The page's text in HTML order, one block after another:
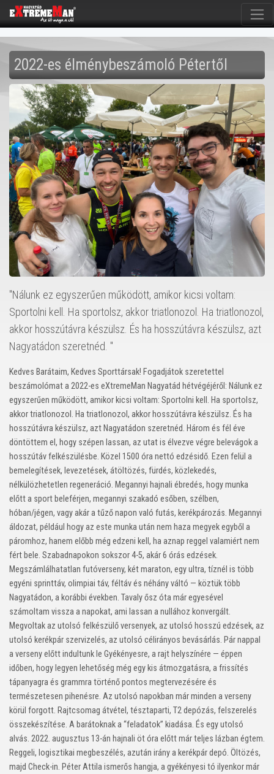
2022-es élménybeszámoló Pétertől
"Nálunk ez egyszerűen működött, amikor kicsi voltam:
Sportolni kell. Ha sportolsz, akkor triatlonozol. Ha triatlonozol,
akkor hosszútávra készülsz. És ha hosszútávra készülsz, azt
Nagyatádon szeretnéd. "
Kedves Barátaim, Kedves Sporttársak! Fogadjátok szeretettel
beszámolómat a 2022-es eXtremeMan Nagyatád hétvégéjéről: Nálunk ez
egyszerűen működött, amikor kicsi voltam: Sportolni kell. Ha sportolsz,
akkor triatlonozol. Ha triatlonozol, akkor hosszútávra készülsz. És ha
hosszútávra készülsz, azt Nagyatádon szeretnéd. Három és fél éve
döntöttem el, hogy szépen lassan, az utat is élvezve végre belevágok a
hosszútáv felkészülésbe. Közel 1500 óra nettó edzésidő. Ezen felül a
bemelegítések, levezetések, átöltözés, fürdés, közlekedés,
nélkülözhetetlen regeneráció. Megannyi hajnali ébredés, hogy munka
előtt a sport beleférjen, megannyi szakadó esőben, szélben,
hóban/jégen, vagy akár a tűző napon való futás, kerékpározás. Megannyi
áldozat, például hogy az este munka után nem haza megyek egyből a
páromhoz, hanem előbb még edzeni kell, ha aznap reggel valamiért nem
fért bele. Szabadnapokon sokszor 4-5, akár 6 órás edzések.
Megszámlálhatatlan futóverseny, két maraton, egy ultra, tíznél is több
egyéni sprinttáv, olimpiai táv, féltáv és néhány váltó — köztük több
Nagyatádon, a korábbi években. Tavaly ősz óta már egyesével
számoltam vissza a napokat, ami lassan a nullához konvergált.
Megvoltak az utolsó felkészülő versenyek, az utolsó hosszú edzések, az
utolsó kerékpár szervizelés, az utolsó célirányos bevásárlás. Pár nappal
a verseny előtt indultunk le Gyékényesre, a rajt helyszínére — éppen
időben, hogy legyen lehetőség még egy kis átmozgatásra, a frissítés
tápanyagra és grammra történő pontos megtervezésére és
természetesen pihenésre. Az utolsó napokban már minden a verseny
körül forgott. Rajtcsomag átvétel, tésztaparti, T2 depózás, felszerelés
összekészítése. A barátoknak a “feladatok” kiadása. És egy utolsó
alvás. 2022. augusztus 13-án hajnali öt óra előtt már teljes lázban égtem.
Reggeli, logisztikai megbeszélés, azután irány a kerékpár depó. Öltözés,
majd Check-in. Péter Attila ismerős hangja, a gyékényesi tó ilyenkor már